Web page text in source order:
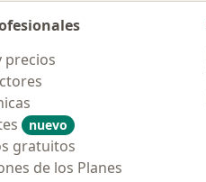
precios
nuevo
gratuitos
de los Planes